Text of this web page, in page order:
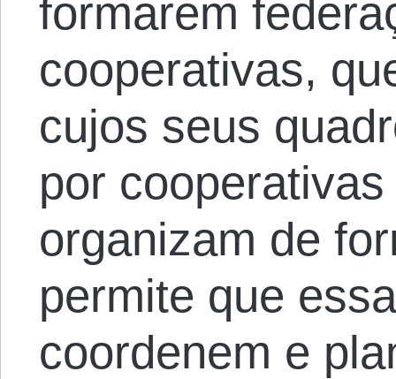
formarem
cooperativas,
cujos seus
por
organizam de
permite que
coordenem e